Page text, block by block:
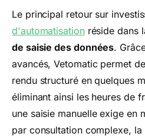
Le principal retour sur
d'automatisationréside dans
de saisie des données.
avancés, Vetomatic permet
rendu structuré en quelques
éliminant ainsi les heures de
une saisie manuelle exige en
par consultation complexe,